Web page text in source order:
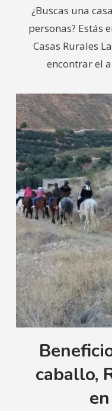
¿Buscas una
personas? Estás
Casas Rurales
encontrar el
caballo,